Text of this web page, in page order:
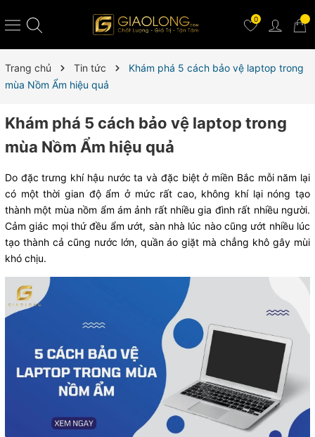
0
Trang chủ Tin tức
Khám phá 5 cách bảo vệ laptop trong
mùa Nồm Ẩm hiệu quả
Khám phá 5 cách bảo vệ laptop trong
mùa Nồm Ẩm hiệu quả
Do đặc trưng khí hậu nước ta và đặc biệt ở miền Bắc mỗi năm lại
có một thời gian độ ẩm ở mức rất cao, không khí lại nóng tạo
thành một mùa nồm ẩm ám ảnh rất nhiều gia đình rất nhiều người.
Cảm giác mọi thứ đều ẩm ướt, sàn nhà lúc nào cũng ướt nhiều lúc
tạo thành cả cũng nước lớn, quần áo giặt mà chẳng khô gây mùi
khó chịu.